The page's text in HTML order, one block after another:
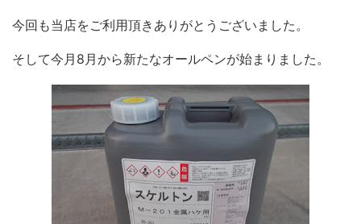
今回も当店をご利用頂きありがとうございました。
そして今月8月から新たなオールペンが始まりました。